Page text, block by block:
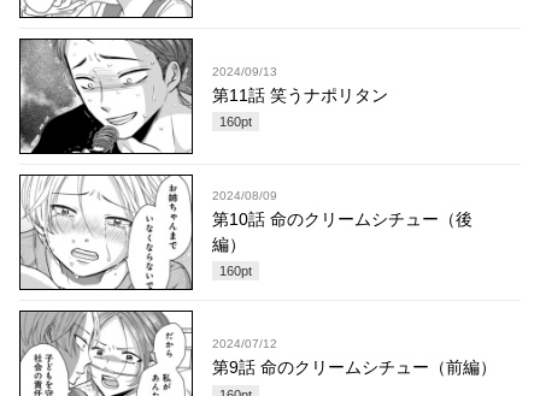
2024/09/13
第11話 笑うナポリタン
160pt
2024/08/09
第10話 命のクリームシチュー（後
編）
160pt
2024/07/12
第9話 命のクリームシチュー（前編）